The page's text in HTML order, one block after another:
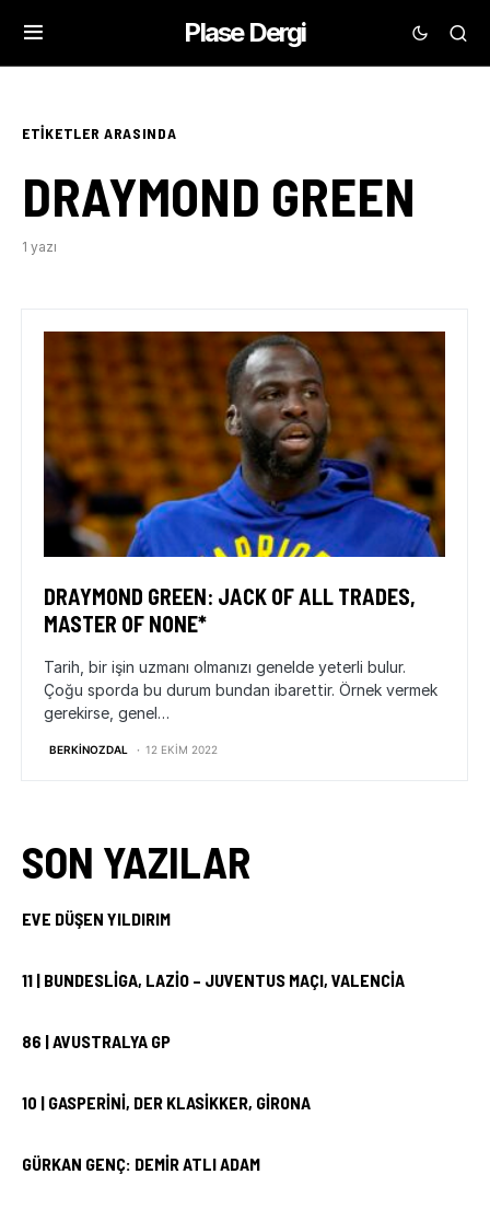
Plase Dergi
ETIKETLER ARASINDA
DRAYMOND GREEN
1 yazı
DRAYMOND GREEN: JACK OF ALL TRADES,
MASTER OF NONE*
Tarih, bir işin uzmanı olmanızı genelde yeterli bulur.
Çoğu sporda bu durum bundan ibarettir. Örnek vermek
gerekirse, genel…
BERKINOZDAL 12 EKIM 2022
SON YAZILAR
EVE DÜŞEN YILDIRIM
11 | BUNDESLIGA, LAZIO – JUVENTUS MAÇI, VALENCIA
86 | AVUSTRALYA GP
10 | GASPERINI, DER KLASIKKER, GIRONA
GÜRKAN GENÇ: DEMIR ATLI ADAM